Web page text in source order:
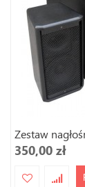
Zestaw
350,00 zł